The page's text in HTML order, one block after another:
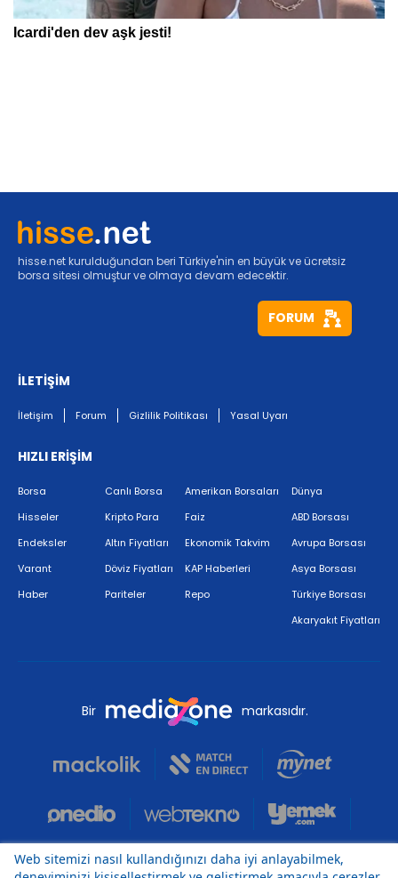
hisse.net kurulduğundan beri Türkiye'nin en büyük ve ücretsiz
borsa sitesi olmuştur ve olmaya devam edecektir.
FORUM
İLETİŞİM
İletişim Forum Gizlilik Politikası Yasal Uyarı
HIZLI ERİŞİM
Borsa
Hisseler
Endeksler
Varant
Haber
Canlı Borsa
Kripto Para
Altın Fiyatları
Döviz Fiyatları
Pariteler
Amerikan Borsaları
Faiz
Ekonomik Takvim
KAP Haberleri
Repo
Dünya
ABD Borsası
Avrupa Borsası
Asya Borsası
Türkiye Borsası
Akaryakıt Fiyatları
Bir markasıdır.